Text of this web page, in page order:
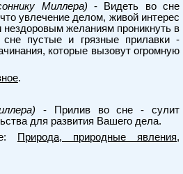
Миллера) - Видеть во сне
увлечение делом, живой интерес
нездоровым желаниям проникнуть в
пустые и грязные прилавки -
которые вызовут огромную
.
- Прилив во сне - сулит
для развития Вашего дела.
Природа, природные явления,